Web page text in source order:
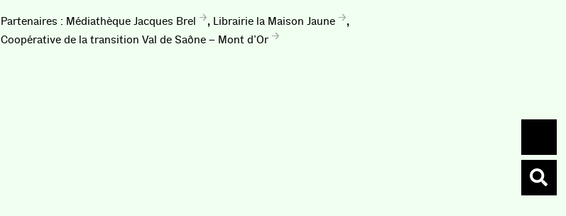
Médiathèque Jacques Brel , Librairie la Maison Jaune ,
Coopérative de la transition Val de Saône – Mont d’Or